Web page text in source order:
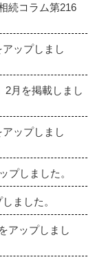
続コラム第216
ップしまし
2月を掲載しまし
ップしまし
プしました。
ました。
アップしまし